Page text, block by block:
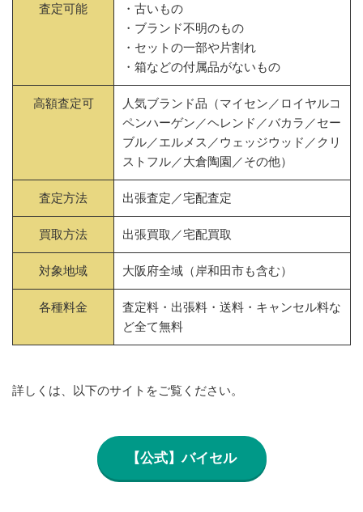
査定可能
・古いもの
・ブランド不明のもの
・セットの一部や片割れ
・箱などの付属品がないもの
高額査定可
人気ブランド品（マイセン／ロイヤルコ
ペンハーゲン／ヘレンド／バカラ／セー
ブル／エルメス／ウェッジウッド／クリ
ストフル／大倉陶園／その他）
査定方法 出張査定／宅配査定
買取方法 出張買取／宅配買取
対象地域 大阪府全域（岸和田市も含む）
各種料金
査定料・出張料・送料・キャンセル料な
ど全て無料
詳しくは、以下のサイトをご覧ください。
【公式】バイセル